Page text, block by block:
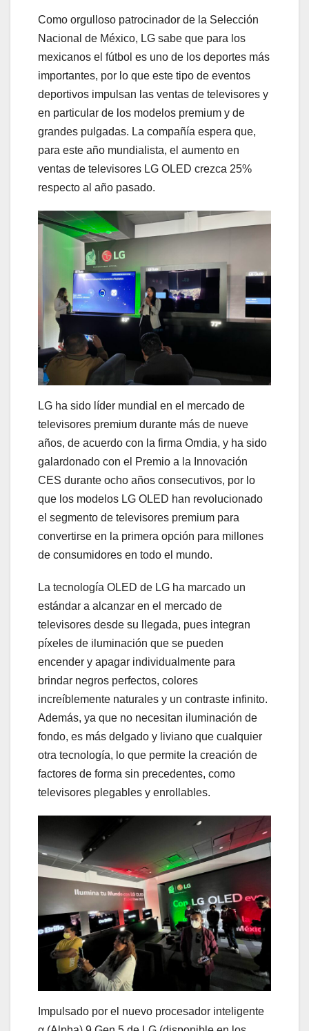
Como orgulloso patrocinador de la Selección
Nacional de México, LG sabe que para los
mexicanos el fútbol es uno de los deportes más
importantes, por lo que este tipo de eventos
deportivos impulsan las ventas de televisores y
en particular de los modelos premium y de
grandes pulgadas. La compañía espera que,
para este año mundialista, el aumento en
ventas de televisores LG OLED crezca 25%
respecto al año pasado.
LG ha sido líder mundial en el mercado de
televisores premium durante más de nueve
años, de acuerdo con la firma Omdia, y ha sido
galardonado con el Premio a la Innovación
CES durante ocho años consecutivos, por lo
que los modelos LG OLED han revolucionado
el segmento de televisores premium para
convertirse en la primera opción para millones
de consumidores en todo el mundo.
La tecnología OLED de LG ha marcado un
estándar a alcanzar en el mercado de
televisores desde su llegada, pues integran
píxeles de iluminación que se pueden
encender y apagar individualmente para
brindar negros perfectos, colores
increíblemente naturales y un contraste infinito.
Además, ya que no necesitan iluminación de
fondo, es más delgado y liviano que cualquier
otra tecnología, lo que permite la creación de
factores de forma sin precedentes, como
televisores plegables y enrollables.
Impulsado por el nuevo procesador inteligente